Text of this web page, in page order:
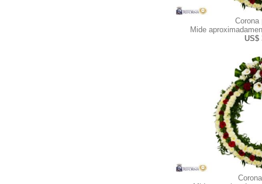
Corona
Mide
US$